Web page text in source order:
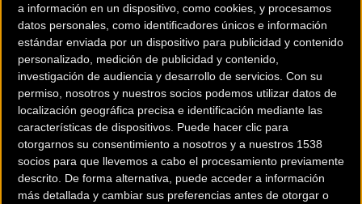
a información en un dispositivo, como cookies, y procesamos
datos personales, como identificadores únicos e información
estándar enviada por un dispositivo para publicidad y contenido
personalizado, medición de publicidad y contenido,
investigación de audiencia y desarrollo de servicios. Con su
permiso, nosotros y nuestros socios podemos utilizar datos de
localización geográfica precisa e identificación mediante las
características de dispositivos. Puede hacer clic para
otorgarnos su consentimiento a nosotros y a nuestros 1538
socios para que llevemos a cabo el procesamiento previamente
descrito. De forma alternativa, puede acceder a información
más detallada y cambiar sus preferencias antes de otorgar o
LaS-Works Tarmac SL8ya se ha consolidado como el
referente absoluto en el pelotón profesional gracias a su
equilibrio entre ligereza, rigidez y aerodinámica. Sin
embargo, con esta colaboración, la marca busca trascender
el rendimiento puro para explorar un territorio donde la
velocidad se encuentra con la creatividad. Cada cuadro de
esta edición limitada ha sido concebido para inspirar
curiosidad y autoexpresión, convirtiendo cada salida en
una experiencia estética única.